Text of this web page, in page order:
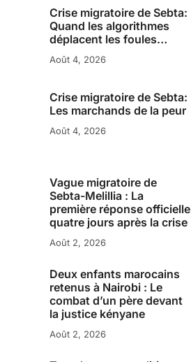
Crise migratoire de Sebta:
Quand les algorithmes
déplacent les foules…
Août 4, 2026
Crise migratoire de Sebta:
Les marchands de la peur
Août 4, 2026
Vague migratoire de
Sebta-Melillia : La
première réponse officielle
quatre jours après la crise
Août 2, 2026
Deux enfants marocains
retenus à Nairobi : Le
combat d’un père devant
la justice kényane
Août 2, 2026